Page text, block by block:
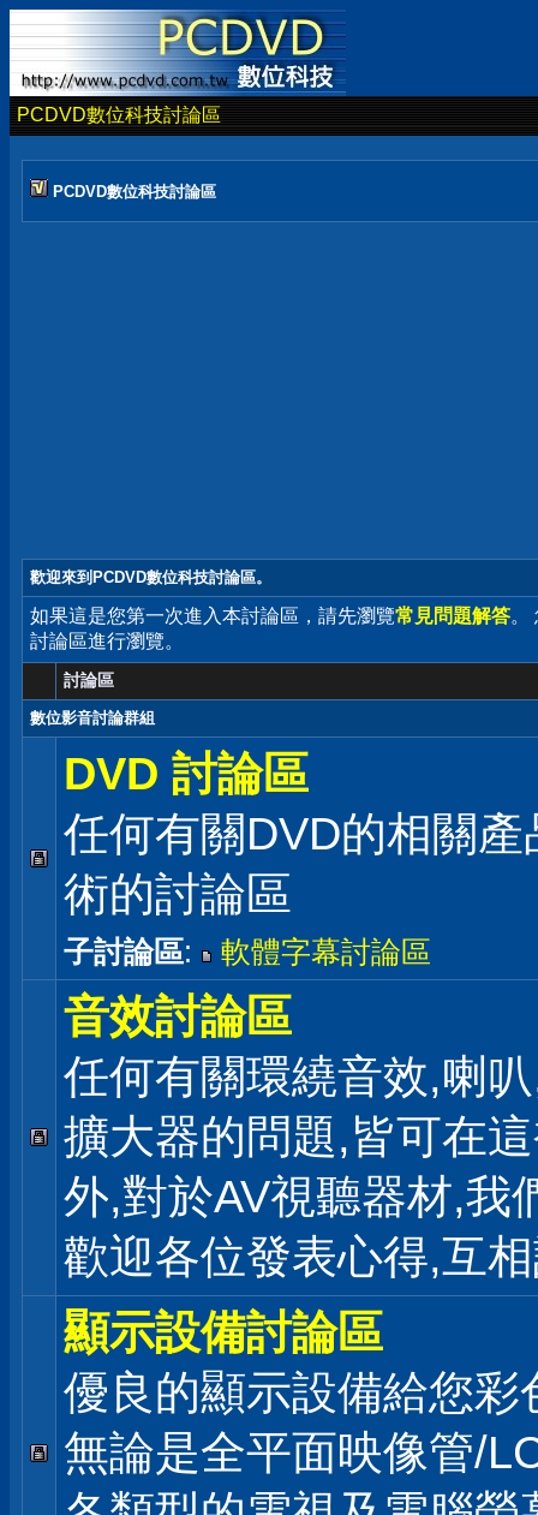
PCDVD數位科技討論區
PCDVD數位科技討論區
歡迎來到PCDVD數位科技討論區。
如果這是您第一次進入本討論區，請先瀏覽常見問題解答。
討論區進行瀏覽。
討論區
數位影音討論群組
DVD 討論區
任何有關DVD的相關
術的討論區
子討論區: 軟體字幕討論區
音效討論區
任何有關環繞音效,喇
擴大器的問題,皆可在
外,對於AV視聽器材,我
歡迎各位發表心得,互
顯示設備討論區
優良的顯示設備給您彩
無論是全平面映像管/